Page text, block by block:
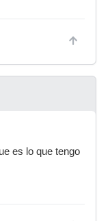
es lo que tengo